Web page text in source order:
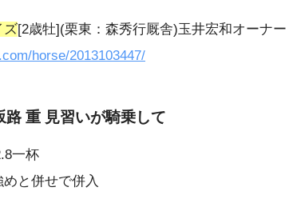
ズ[2歳牡](栗東：森秀行厩舎)玉井宏和オーナー
horse/2013103447/
路 重 見習いが騎乗して
一杯
と併せで併入